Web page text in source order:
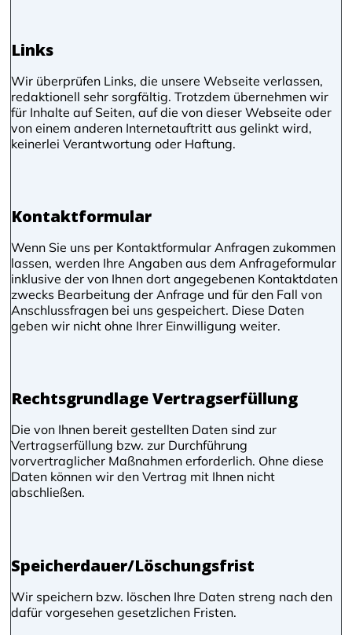
Links
Wir überprüfen Links, die unsere Webseite verlassen,
redaktionell sehr sorgfältig. Trotzdem übernehmen wir
für Inhalte auf Seiten, auf die von dieser Webseite oder
von einem anderen Internetauftritt aus gelinkt wird,
keinerlei Verantwortung oder Haftung.
Kontaktformular
Wenn Sie uns per Kontaktformular Anfragen zukommen
lassen, werden Ihre Angaben aus dem Anfrageformular
inklusive der von Ihnen dort angegebenen Kontaktdaten
zwecks Bearbeitung der Anfrage und für den Fall von
Anschlussfragen bei uns gespeichert. Diese Daten
geben wir nicht ohne Ihrer Einwilligung weiter.
Rechtsgrundlage Vertragserfüllung
Die von Ihnen bereit gestellten Daten sind zur
Vertragserfüllung bzw. zur Durchführung
vorvertraglicher Maßnahmen erforderlich. Ohne diese
Daten können wir den Vertrag mit Ihnen nicht
abschließen.
Speicherdauer/Löschungsfrist
Wir speichern bzw. löschen Ihre Daten streng nach den
dafür vorgesehen gesetzlichen Fristen.